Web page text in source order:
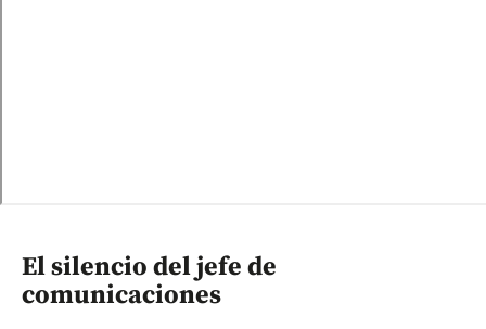
El silencio del jefe de
comunicaciones